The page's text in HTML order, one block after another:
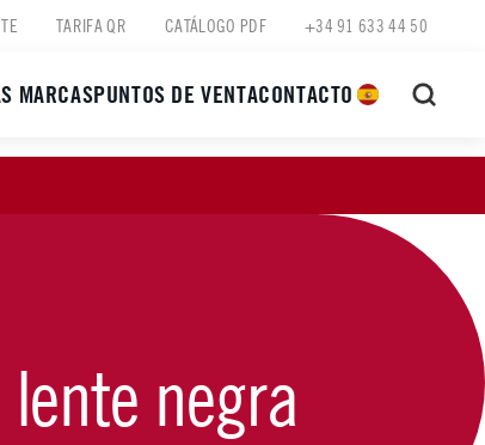
TARIFA QR CATÁLOGO PDF +34 91 633 44 50
MARCASPUNTOS DE VENTACONTACTO
lente negra